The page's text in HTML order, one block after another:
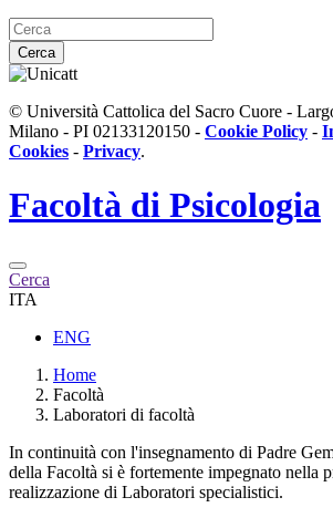
Cerca
© Università Cattolica del Sacro Cuore -
Milano - PI 02133120150 - Cookie Policy -
Cookies - Privacy.
Facoltà di Psicologia
Cerca
ITA
ENG
Home
Facoltà
Laboratori di facoltà
In continuità con l'insegnamento di Padre
della Facoltà si è fortemente impegnato nella
realizzazione di Laboratori specialistici.